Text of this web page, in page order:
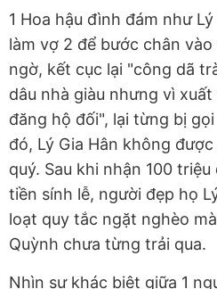
1 Hoa hậu đình đám như
làm vợ 2 để bước chân
ngờ, kết cục lại "công dã
dâu nhà giàu nhưng vì
đăng hộ đối", lại từng bị
đó, Lý Gia Hân không
quý. Sau khi nhận 100
tiền sính lễ, người đẹp họ
loạt quy tắc ngặt nghèo
Quỳnh chưa từng trải qua.
Nhìn sự khác biệt giữa 1